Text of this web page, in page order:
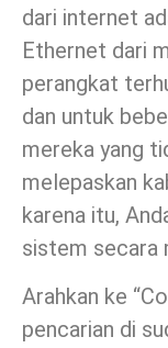
dari internet
Ethernet dari
perangkat
dan untuk
mereka yang
melepaskan
karena itu,
sistem secara
Arahkan ke
pencarian di